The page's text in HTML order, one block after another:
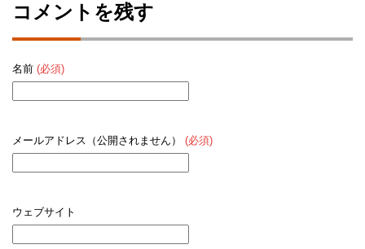
コメントを残す
名前 (必須)
メールアドレス（公開されません） (必須)
ウェブサイト